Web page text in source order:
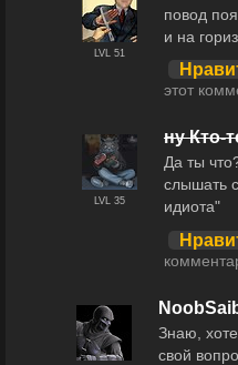
LVL 51
повод
и на
этот
LVL 35
ну Кто-
Да ты
слышать
идиота"
Знаю,
свой